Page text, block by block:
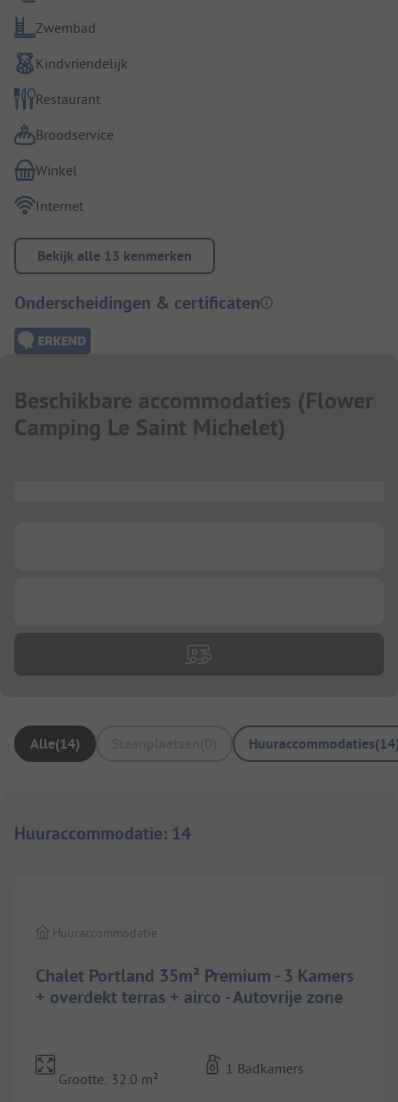
Zwembad
Kindvriendelijk
Restaurant
Broodservice
Winkel
Internet
Bekijk alle 13 kenmerken
Onderscheidingen & certificaten
Beschikbare accommodaties (Flower
Camping Le Saint Michelet)
Alle(14) Huuraccommodaties(14
Huuraccommodatie: 14
Chalet Portland 35m² Premium - 3 Kamers
+ overdekt terras + airco - Autovrije zone
Huuraccommodatie
Grootte: 32.0 m²
1 Badkamers